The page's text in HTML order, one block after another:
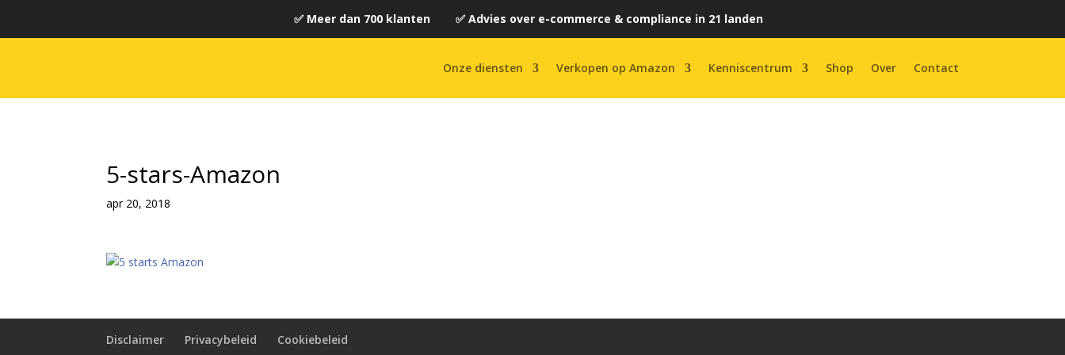
✅ Meer dan 700 klanten ✅ Advies over e-commerce & compliance in 21 landen
Onze diensten Verkopen op Amazon Kenniscentrum Shop Over Contact
5-stars-Amazon
apr 20, 2018
Disclaimer Privacybeleid Cookiebeleid